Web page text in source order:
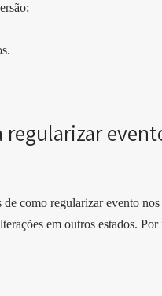
regularizar
de como regularizar evento
em outros estados.